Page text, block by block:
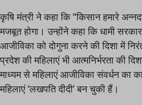
कृषि मंत्री ने कहा कि “किसान हमारे
मजबूत होगा। उन्होंने कहा कि धामी
आजीविका को दोगुना करने की दिशा में
प्रदेश की महिलाएं भी आत्मनिर्भरता की
माध्यम से महिलाएं आजीविका संवर्धन
महिलाएं ‘लखपति दीदी’ बन चुकी हैं।